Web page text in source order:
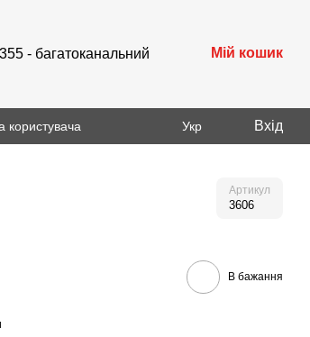
- багатоканальний Мій кошик
користувача Укр Вхід
Артикул
3606
В бажання